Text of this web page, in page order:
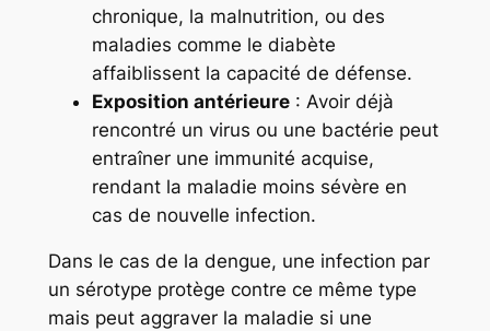
chronique, la malnutrition, ou des
maladies comme le diabète
affaiblissent la capacité de défense.
Exposition antérieure: Avoir déjà
rencontré un virus ou une bactérie peut
entraîner une immunité acquise,
rendant la maladie moins sévère en
cas de nouvelle infection.
Dans le cas de la dengue, une infection par
un sérotype protège contre ce même type
mais peut aggraver la maladie si une